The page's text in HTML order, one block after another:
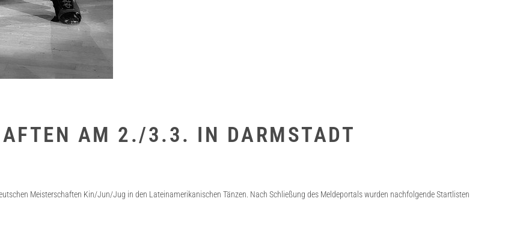
AM 2./3.3. IN DARMSTADT
Meisterschaften Kin/Jun/Jug in den Lateinamerikanischen Tänzen. Nach Schließung des Meldeportals wurden nachfolgende Startlisten